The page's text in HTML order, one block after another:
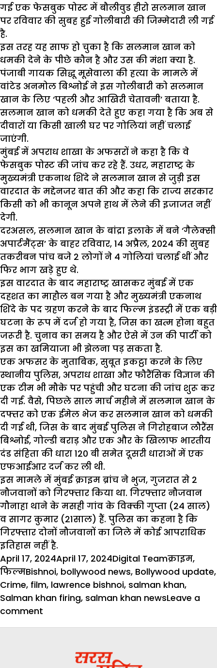
गई एक फेसबुक पोस्ट में बौलीवुड हीरो सलमान खान
पर रविवार की सुबह हुई गोलीबारी की जिम्मेदारी ली गई
है.
इस तरह यह साफ हो चुका है कि सलमान खान को
धमकी देने के पीछे कौन है और उस की मंशा क्या है.
पंजाबी गायक सिद्धू मूसेवाला की हत्या के मामले में
वांटेड अनमोल बिश्नोई ने इस गोलीबारी को सलमान
खान के लिए ‘पहली और आखिरी चेतावनी’ बताया है.
सलमान खान को धमकी देते हुए कहा गया है कि अब से
दीवारों या किसी खाली घर पर गोलियां नहीं चलाई
जाएंगी.
मुंबई में अपराध शाखा के अफसरों ने कहा है कि वे
फेसबुक पोस्ट की जांच कर रहे हैं. उधर, महाराष्ट्र के
मुख्यमंत्री एकनाथ शिंदे ने सलमान खान से जुड़ी इस
वारदात के मद्देनजर बात की और कहा कि राज्य सरकार
किसी को भी कानून अपने हाथ में लेने की इजाजत नहीं
देगी.
दरअसल, सलमान खान के बांद्रा इलाके में बने ‘गैलेक्सी
अपार्टमैंट्स’ के बाहर रविवार, 14 अप्रैल, 2024 की सुबह
तकरीबन पांच बजे 2 लोगों ने 4 गोलियां चलाई थीं और
फिर भाग खड़े हुए थे.
इस वारदात के बाद महाराष्ट्र खासकर मुंबई में एक
दहशत का माहौल बन गया है और मुख्यमंत्री एकनाथ
शिंदे के पद ग्रहण करने के बाद फिल्म इंडस्ट्री में एक बड़ी
घटना के रूप में दर्ज हो गया है, जिस का खत्म होना बहुत
जरूरी है. चुनाव का समय है और ऐसे में उन की पार्टी को
इस का खमियाजा भी झेलना पड़ सकता है.
एक अफसर के ‌मुताबिक, सुबूत इकट्ठा करने के लिए
स्थानीय पुलिस, अपराध शाखा और फौरैंसिक विज्ञान की
एक टीम भी मौके पर पहुंची और घटना की जांच शुरू कर
दी गई. वैसे, पिछले साल मार्च महीने में सलमान खान के
दफ्तर को एक ईमेल भेज कर सलमान खान को धमकी
दी गई थी, जिस के बाद मुंबई पुलिस ने गिरोहबाज लौरैंस
बिश्नोई, गोल्डी बराड़ और एक और के खिलाफ भारतीय
दंड संहिता की धारा 120 बी समेत दूसरी धाराओं में एक
एफआईआर दर्ज कर ली थी.
इस मामले में मुंबई क्राइम ब्रांच ने भुज, गुजरात से 2
नौजवानों को गिरफ्तार किया था. गिरफ्तार नौजवान
गौनाहा थाने के मसही गांव के विक्की गुप्ता (24 साल)
व सागर कुमार (21साल) हैं. पुलिस का कहना है कि
गिरफ्तार दोनों नौजवानों का जिले में कोई आपराधिक
इतिहास नहीं है.
Posted
on
April 17, 2024April 17, 2024Author
Digital TeamCategories
क्राइम,
फिल्मTags
Bishnoi, bollywood news, Bollywood update,
Crime, film, lawrence bishnoi, salman khan,
Salman khan firing, salman khan newsLeave a
comment